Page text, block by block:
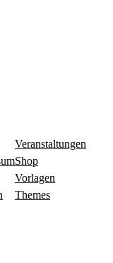
Veranstaltungen
Shop
Vorlagen
Themes